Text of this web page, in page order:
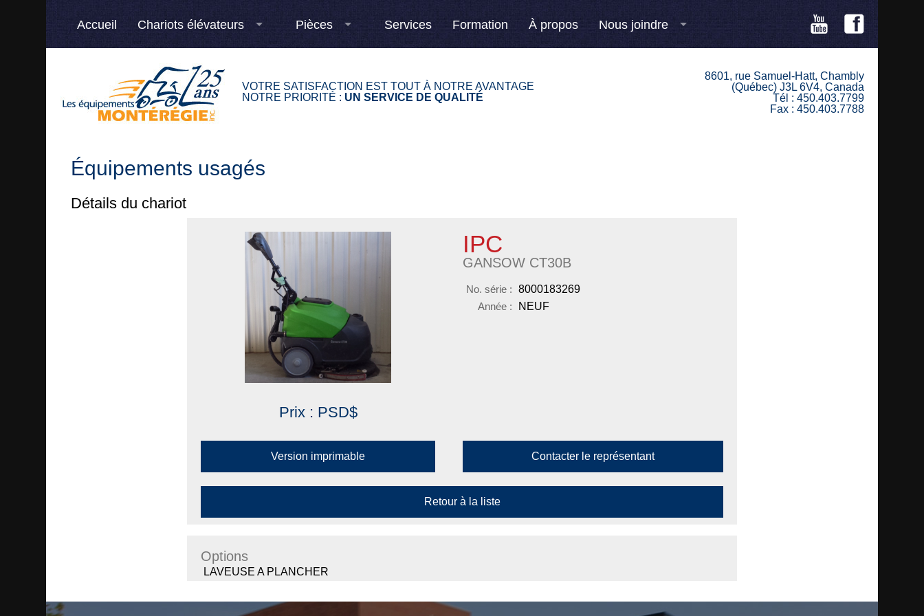
Accueil Chariots élévateurs Pièces Services Formation À propos Nous joindre
VOTRE SATISFACTION EST TOUT À NOTRE AVANTAGE
NOTRE PRIORITÉ : UN SERVICE DE QUALITÉ
8601, rue Samuel-Hatt, Chambly
(Québec) J3L 6V4, Canada
Tél : 450.403.7799
Fax : 450.403.7788
Équipements usagés
Détails du chariot
Prix : PSD$
IPC
GANSOW CT30B
No. série : 8000183269
Année :
NEUF
Version imprimable Contacter le représentant
Retour à la liste
Options
LAVEUSE A PLANCHER